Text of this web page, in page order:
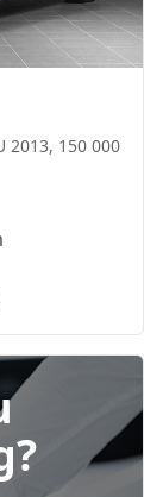
2013, 150 000